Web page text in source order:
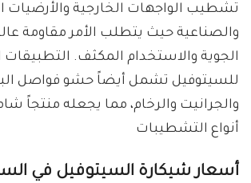
تشطيب الواجهات الخارجية والأرضيات
والصناعية حيث يتطلب الأمر مقاومة
الجوية والاستخدام المكثف. التطبيقات
للسيتوفيل تشمل أيضاً حشو فواصل
والجرانيت والرخام، مما يجعله منتجاً
أنواع التشطيبات
أسعار شيكارة السيتوفيل في